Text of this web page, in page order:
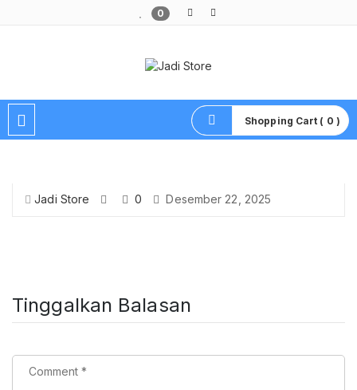
0
Shopping Cart ( 0 )
Jadi Store 0 Desember 22, 2025
Tinggalkan Balasan